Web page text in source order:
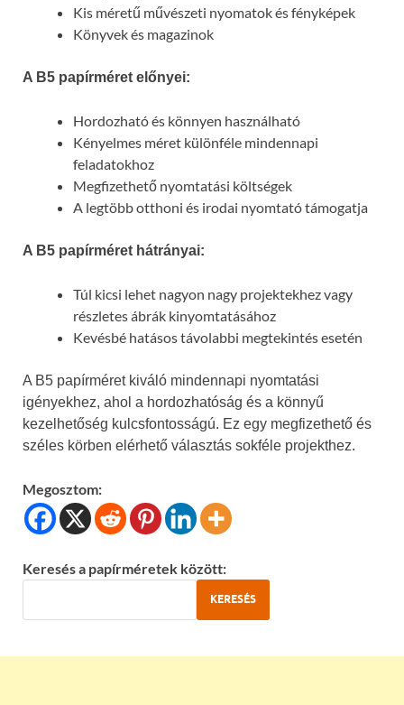
Kis méretű művészeti nyomatok és fényképek
Könyvek és magazinok
A B5 papírméret előnyei:
Hordozható és könnyen használható
Kényelmes méret különféle mindennapi
feladatokhoz
Megfizethető nyomtatási költségek
A legtöbb otthoni és irodai nyomtató támogatja
A B5 papírméret hátrányai:
Túl kicsi lehet nagyon nagy projektekhez vagy
részletes ábrák kinyomtatásához
Kevésbé hatásos távolabbi megtekintés esetén
A B5 papírméret kiváló mindennapi nyomtatási
igényekhez, ahol a hordozhatóság és a könnyű
kezelhetőség kulcsfontosságú. Ez egy megfizethető és
széles körben elérhető választás sokféle projekthez.
Megosztom:
Keresés a papírméretek között:
KERESÉS